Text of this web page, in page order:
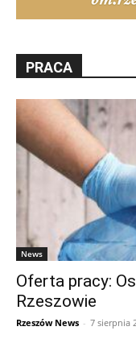
PRACA
News
Oferta pracy:
Rzeszowie
Rzeszów News - 7 sierpnia